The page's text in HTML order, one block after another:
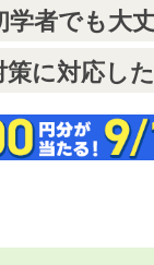
学者でも大
に対応し